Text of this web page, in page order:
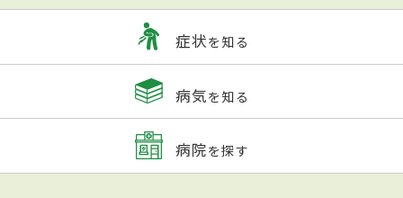
症状を知る
病気を知る
病院を探す